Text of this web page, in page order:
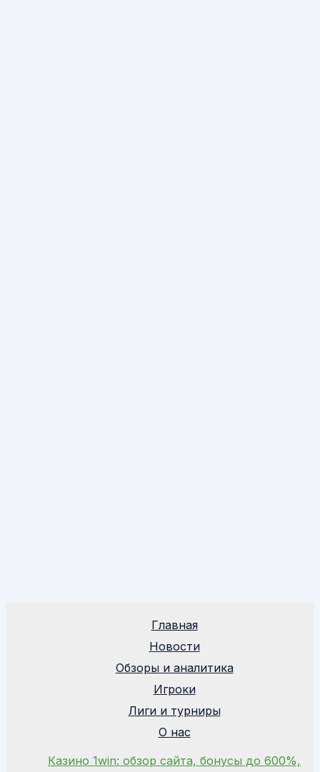
Главная
Новости
Обзоры и аналитика
Игроки
Лиги и турниры
О нас
Казино 1win: обзор сайта, бонусы до 600%,